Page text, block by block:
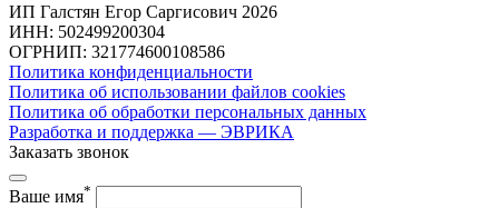
ИП Галстян Егор Саргисович 2026
ИНН: 502499200304
ОГРНИП: 321774600108586
Политика конфиденциальности
Политика об использовании файлов cookies
Политика об обработки персональных данных
Разработка и поддержка — ЭВРИКА
Заказать звонок
Ваше имя*